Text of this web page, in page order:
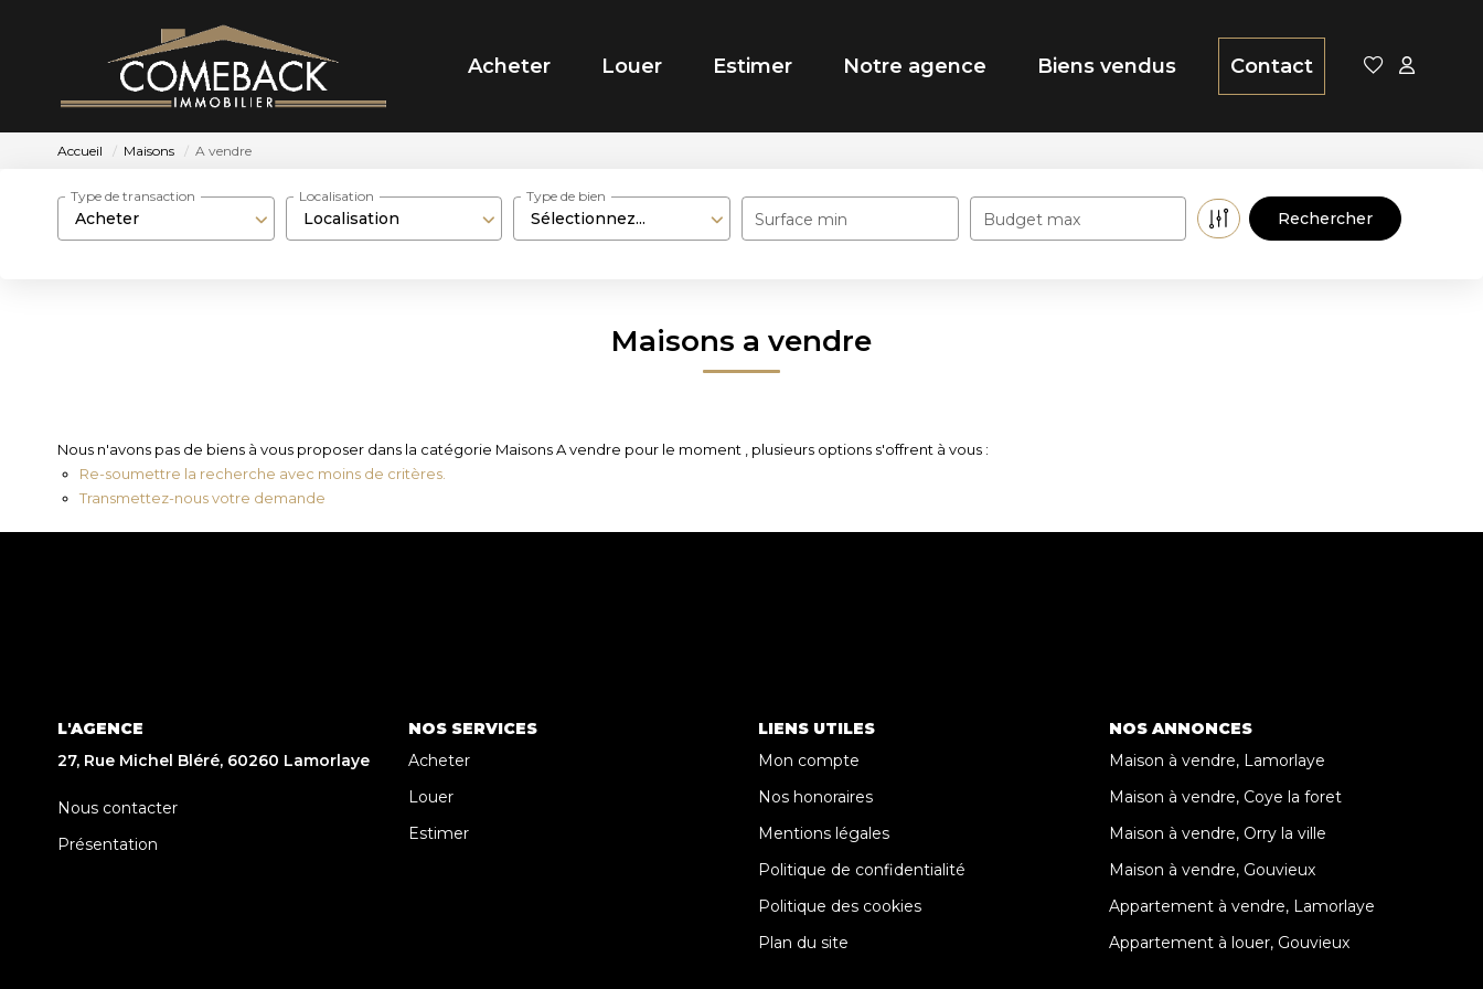
Acheter Louer Estimer Notre agence Biens vendus Contact
Accueil Maisons A vendre
Acheter
Type de transaction
Localisation
Localisation
Sélectionnez...
Type de bien
Surface min Budget max
Maisons a vendre
Nous n'avons pas de biens à vous proposer dans la catégorie Maisons A vendre pour le moment , plusieurs options s'offrent à vous :
Re-soumettre la recherche avec moins de critères.
Transmettez-nous votre demande
L'AGENCE
27, Rue Michel Bléré, 60260 Lamorlaye
Nous contacter
Présentation
NOS SERVICES
Acheter
Louer
Estimer
LIENS UTILES
Mon compte
Nos honoraires
Mentions légales
Politique de confidentialité
Politique des cookies
Plan du site
NOS ANNONCES
Maison à vendre, Lamorlaye
Maison à vendre, Coye la foret
Maison à vendre, Orry la ville
Maison à vendre, Gouvieux
Appartement à vendre, Lamorlaye
Appartement à louer, Gouvieux